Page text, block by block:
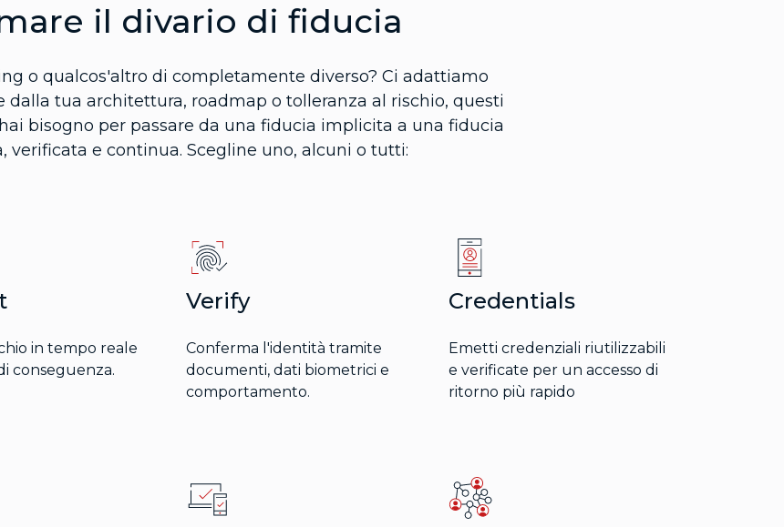
il divario di fiducia
o qualcos'altro di completamente diverso? Ci adattiamo
tua architettura, roadmap o tolleranza al rischio, questi
bisogno per passare da una fiducia implicita a una fiducia
verificata e continua. Scegline uno, alcuni o tutti:
in tempo reale
conseguenza.
Verify
Conferma l'identità tramite
documenti, dati biometrici e
comportamento.
Credentials
Emetti credenziali riutilizzabili
e verificate per un accesso di
ritorno più rapido